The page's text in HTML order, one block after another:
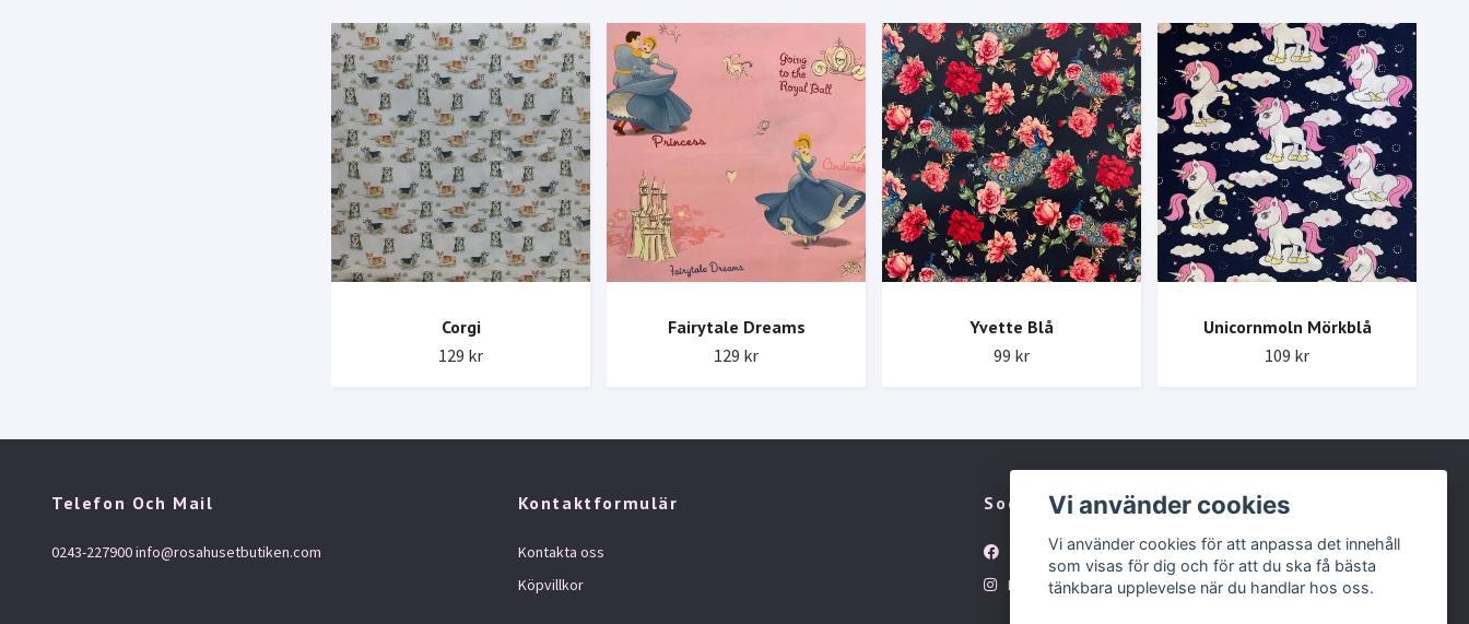
Corgi
129 kr
Fairytale Dreams
129 kr
Yvette Blå
99 kr
Unicornmoln Mörkblå
109 kr
Telefon Och Mail
0243-227900info@rosahusetbutiken.com
Kontaktformulär
Kontakta oss
Köpvillkor
Sociala medier
Facebook
Instagram
Vi använder cookies
Vi använder cookies för att anpassa det innehåll
som visas för dig och för att du ska få bästa
tänkbara upplevelse när du handlar hos oss.